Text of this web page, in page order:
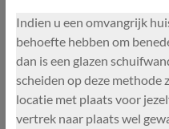
Indien u een omvangrijk
behoefte hebben om
dan is een glazen
scheiden op deze methode
locatie met plaats voor
vertrek naar plaats wel